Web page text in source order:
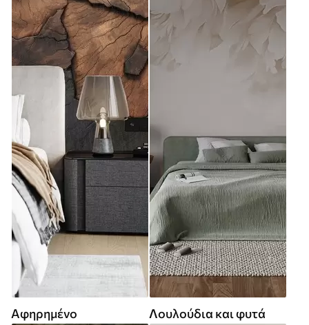
Αφηρημένο Λουλούδια και φυτά